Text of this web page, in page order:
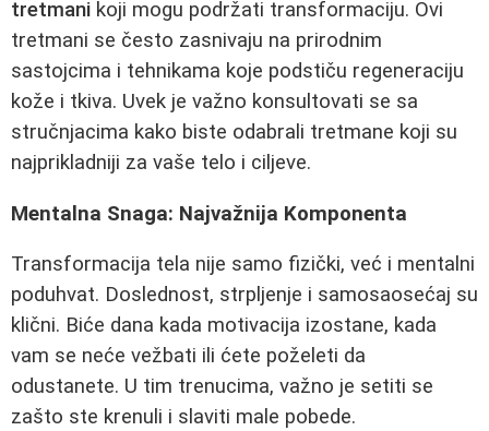
tretmani koji mogu podržati transformaciju. Ovi
tretmani se često zasnivaju na prirodnim
sastojcima i tehnikama koje podstiču regeneraciju
kože i tkiva. Uvek je važno konsultovati se sa
stručnjacima kako biste odabrali tretmane koji su
najprikladniji za vaše telo i ciljeve.
Mentalna Snaga: Najvažnija Komponenta
Transformacija tela nije samo fizički, već i mentalni
poduhvat. Doslednost, strpljenje i samosaosećaj su
klični. Biće dana kada motivacija izostane, kada
vam se neće vežbati ili ćete poželeti da
odustanete. U tim trenucima, važno je setiti se
zašto ste krenuli i slaviti male pobede.